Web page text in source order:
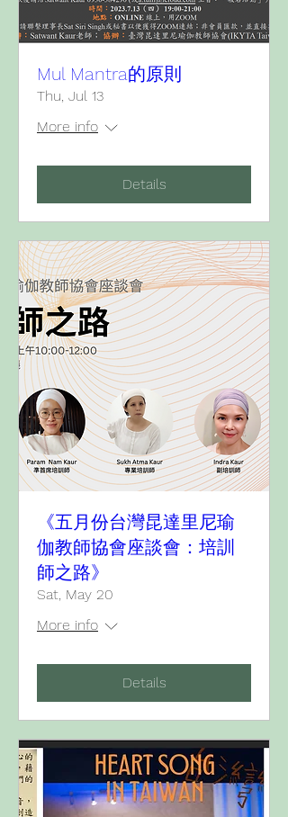
Mul Mantra的原則
Thu, Jul 13
More info
Details
《五月份台灣昆達里尼瑜
伽教師協會座談會：培訓
師之路》
Sat, May 20
More info
Details